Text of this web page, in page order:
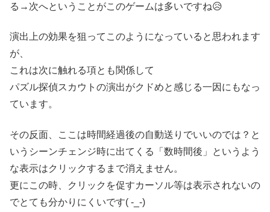
る→次へということがこのゲームは多いですね😥
演出上の効果を狙ってこのようになっていると思われます
が、
これは次に触れる項とも関係して
パズル探偵スカウトの演出がクドめと感じる一因にもなっ
ています。
その反面、ここは時間経過後の自動送りでいいのでは？と
いうシーンチェンジ時に出てくる「数時間後」というよう
な表示はクリックするまで消えません。
更にこの時、クリックを促すカーソル等は表示されないの
でとても分かりにくいです( -_-)